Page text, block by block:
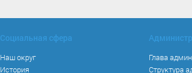
Социальная сфера
Наш округ
История
Глава
Структура